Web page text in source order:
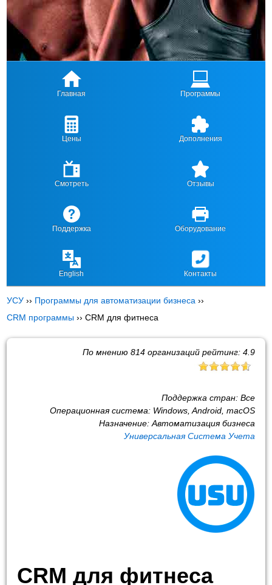
Главная Программы
Цены Дополнения
Смотреть Отзывы
Поддержка Оборудование
English Контакты
УСУ ›› Программы для автоматизации бизнеса ››
CRM программы ››CRM для фитнеса
По мнению 814организаций рейтинг: 4.9
Поддержка стран: Все
Операционная система: Windows, Android, macOS
Назначение: Автоматизация бизнеса
Универсальная Система Учета
CRM для фитнеса